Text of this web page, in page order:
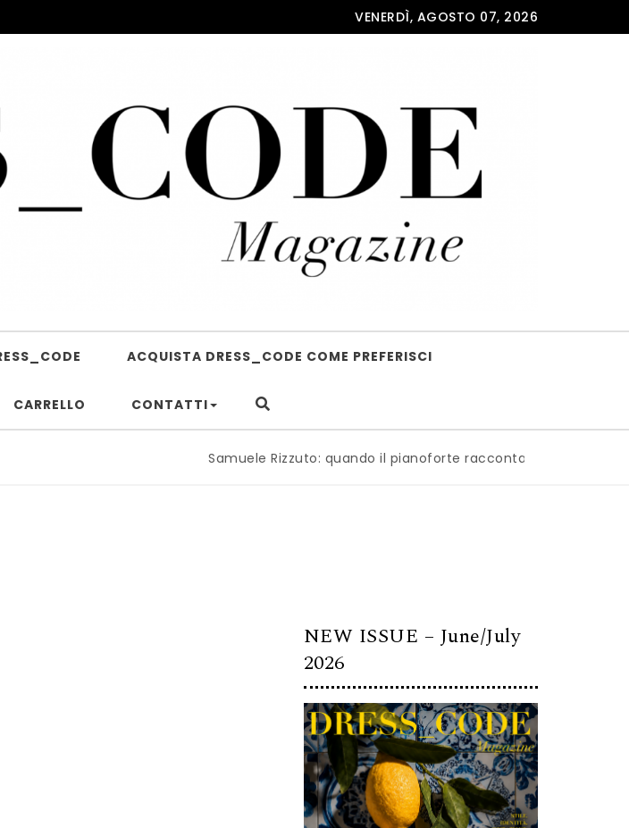
VENERDÌ, AGOSTO 07, 2026
ACQUISTA DRESS_CODE COME PREFERISCI
CARRELLO CONTATTI
Samuele Rizzuto: quando il pianoforte racconta l’anima dell’Italia
NEW ISSUE – June/July
2026